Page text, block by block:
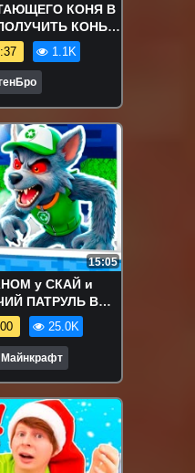
КОНЯ В
КОНЬ
МОДА Minecraft
1.1K
15:05
у СКАЙ и
ПАТРУЛЬ В
25.0K